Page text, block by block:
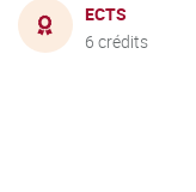
ECTS
6 crédits